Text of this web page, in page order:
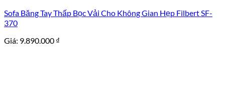
Sofa Băng Tay Thấp Bọc Vải Cho Không Gian Hẹp Filbert SF-
370
Giá: 9.890.000 ₫